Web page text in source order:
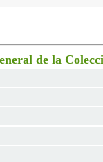
de la